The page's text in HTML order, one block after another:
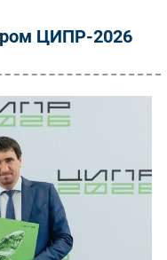
ЦИПР-2026